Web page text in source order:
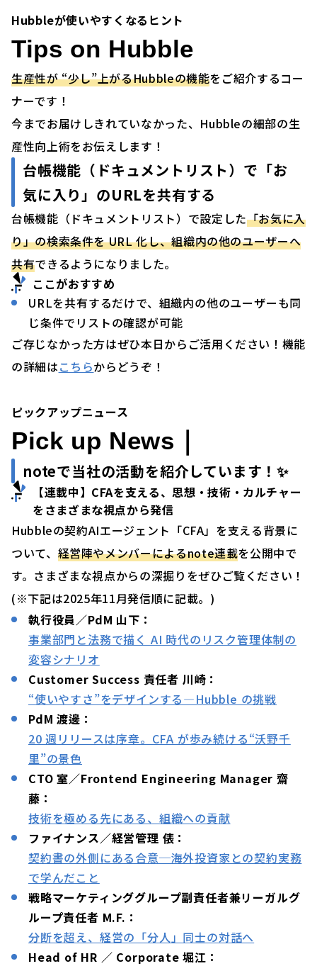
Hubbleが使いやすくなるヒント
Tips on Hubble
生産性が “少し”上がるHubbleの機能をご紹介するコー
ナーです！
今までお届けしきれていなかった、Hubbleの細部の生
産性向上術をお伝えします！
台帳機能（ドキュメントリスト）で「お
気に入り」のURLを共有する
台帳機能（ドキュメントリスト）で設定した「お気に入
り」の検索条件を URL 化し、組織内の他のユーザーへ
共有できるようになりました。
ここがおすすめ
URLを共有するだけで、組織内の他のユーザーも同
じ条件でリストの確認が可能
ご存じなかった方はぜひ本日からご活用ください！機能
の詳細はこちらからどうぞ！
ピックアップニュース
Pick up News｜
noteで当社の活動を紹介しています！✨
【連載中】CFAを支える、思想・技術・カルチャー
をさまざまな視点から発信
Hubbleの契約AIエージェント「CFA」を支える背景に
ついて、 経営陣やメンバーによるnote連載を公開中で
す。さまざまな視点からの深掘りをぜひご覧ください！
(※下記は2025年11月発信順に記載。)
執行役員／PdM 山下：
事業部門と法務で描く AI 時代のリスク管理体制の
変容シナリオ
Customer Success 責任者 川崎：
“使いやすさ”をデザインする—Hubble の挑戦
PdM 渡邊：
20 週リリースは序章。CFA が歩み続ける“沃野千
里”の景色
CTO 室／Frontend Engineering Manager 齋
藤：
技術を極める先にある、組織への貢献
ファイナンス／経営管理 俵：
契約書の外側にある合意─海外投資家との契約実務
で学んだこと
戦略マーケティンググループ副責任者兼リーガルグ
ループ責任者 M.F.：
分断を超え、経営の「分人」同士の対話へ
Head of HR ／ Corporate 堀江：